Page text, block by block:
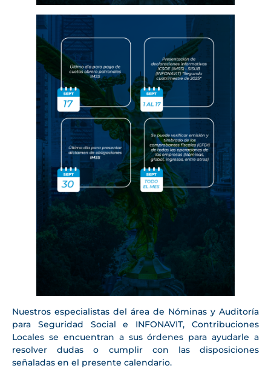
Nuestros especialistas del área de Nóminas y Auditoría
para Seguridad Social e INFONAVIT, Contribuciones
Locales se encuentran a sus órdenes para ayudarle a
resolver dudas o cumplir con las disposiciones
señaladas en el presente calendario.